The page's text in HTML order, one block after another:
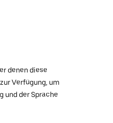
denen diese
Verfügung, um
und der Sprache